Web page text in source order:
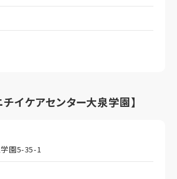
チイケアセンター大泉学園】
園5-35-1